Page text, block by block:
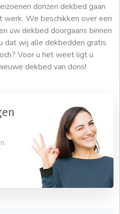
donzen dekbed gaan
werk. We beschikken over een
uw dekbed doorgaans binnen
dat wij alle dekbedden gratis
Voor u het weet ligt u
dekbed van dons!